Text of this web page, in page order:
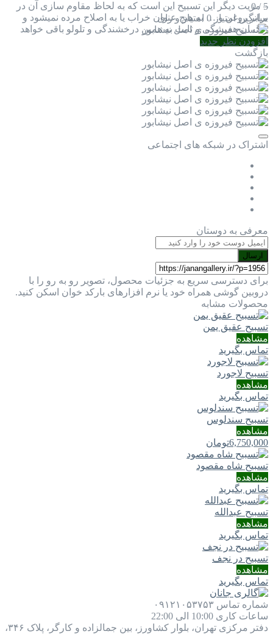
– مزیت دیگر این تسبیح این است که به لحاظ مقاوم سازی آن در
برابر روغن و … به هیچ عنوان خراب یا به اصلاح مرده نمیشود و
رنگ آن همیشگی و ثابت به همین درخشندگی و تلولو باقی خواهد
ماند .
5
/
0
میانگین امتیاز 0 امتیاز و رای
افزودن نظر جدید
بازگشت
اشتراک در شبکه های اجتماعی
معرفی به دوستان
ارسال
برای دسترسی سریع به جزئیات محصول، تصویر رو به رو را با
دروبین گوشی همراه خود یا نرم افزارهای بارکد خوان اسکن کنید.
محصولات مشابه
تسبیح عقیق یمن
مشاهده
تماس بگیرید
تسبیح لاجورد
مشاهده
تماس بگیرید
تسبیح سندلوس
مشاهده
6,750,000تومان
تسبیح شاه مقصود
مشاهده
تماس بگیرید
تسبیح عبدالله
مشاهده
تماس بگیرید
تسبیح در نجف
مشاهده
تماس بگیرید
شماره تماس ۰۹۱۲۱۰۵۳۷۵۳
ساعات کاری 10:00 الی 22:00
دفتر مرکزی
تهران، بلوار کشاورز، بین جمالزاده و کارگر، پلاک ۳۴۶،